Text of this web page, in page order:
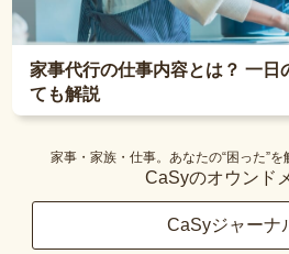
家事代行の仕事内容とは？ 一日
ても解説
家事・家族・仕事。あなたの“困った”
CaSyのオウンド
CaSyジャーナ